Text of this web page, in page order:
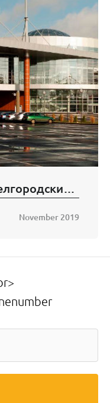
МТРК «Сити Молл “Белгородский”»
November 2019